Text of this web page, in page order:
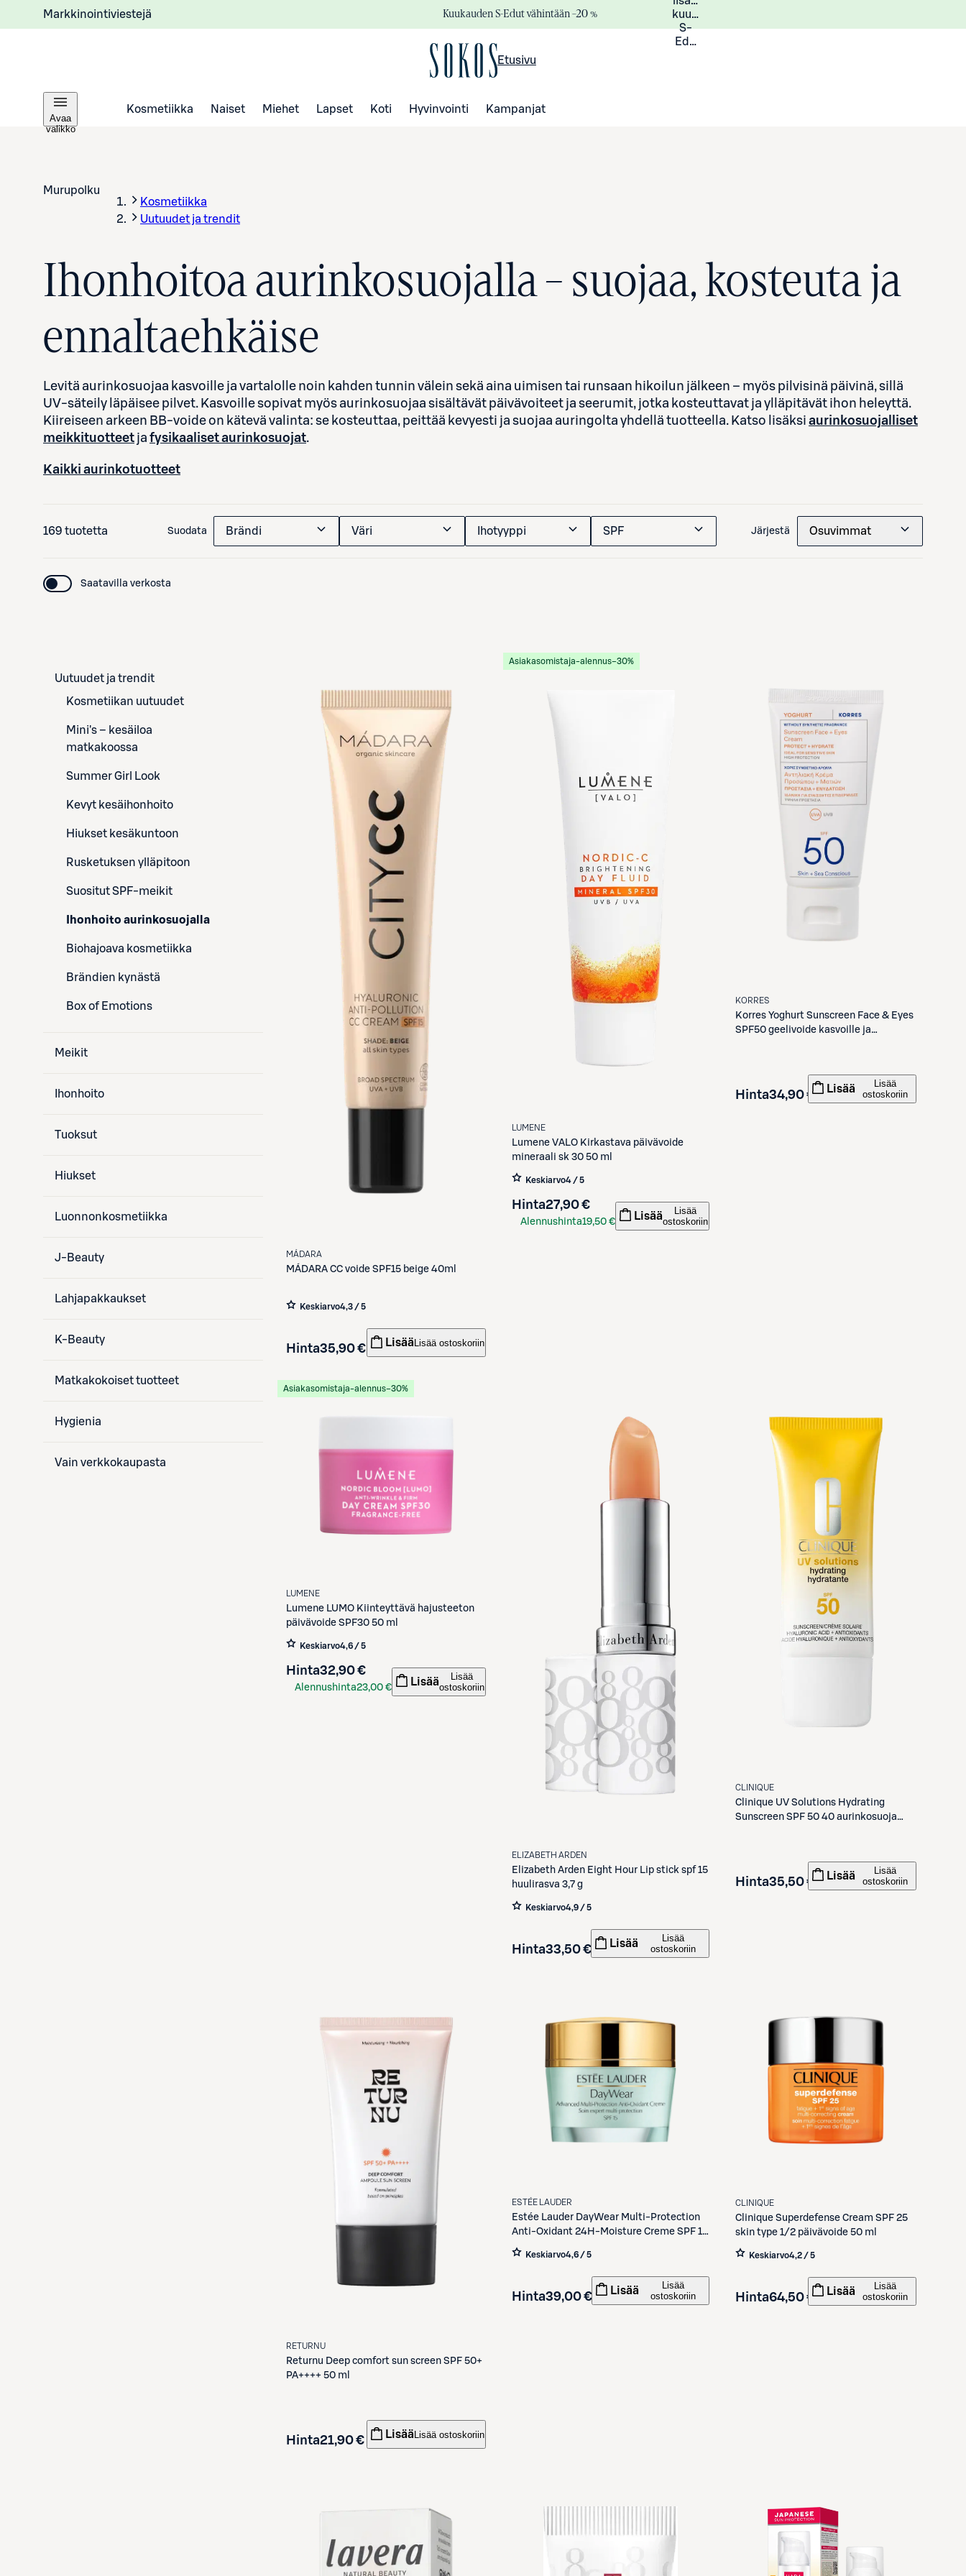
Markkinointiviestejä Kuukauden S-Edut vähintään –20 %
kuukauden
S-
Eduista
Etusivu
Avaa
valikko
Kosmetiikka Naiset Miehet Lapset Koti Hyvinvointi Kampanjat
Murupolku
Kosmetiikka
Uutuudet ja trendit
Ihonhoitoa aurinkosuojalla – suojaa, kosteuta ja
ennaltaehkäise
Levitä aurinkosuojaa kasvoille ja vartalolle noin kahden tunnin välein sekä aina uimisen tai runsaan hikoilun jälkeen – myös pilvisinä päivinä, sillä
UV-säteily läpäisee pilvet. Kasvoille sopivat myös aurinkosuojaa sisältävät päivävoiteet ja seerumit, jotka kosteuttavat ja ylläpitävät ihon heleyttä.
Kiireiseen arkeen BB-voide on kätevä valinta: se kosteuttaa, peittää kevyesti ja suojaa auringolta yhdellä tuotteella. Katso lisäksi aurinkosuojalliset
meikkituotteet ja fysikaaliset aurinkosuojat.
Kaikki aurinkotuotteet
169 tuotetta Suodata Brändi Väri Ihotyyppi SPF Järjestä Osuvimmat
Saatavilla verkosta
Uutuudet ja trendit
Kosmetiikan uutuudet
Mini's – kesäiloa
matkakoossa
Summer Girl Look
Kevyt kesäihonhoito
Hiukset kesäkuntoon
Rusketuksen ylläpitoon
Suositut SPF-meikit
Ihonhoito aurinkosuojalla
Biohajoava kosmetiikka
Brändien kynästä
Box of Emotions
Meikit
Ihonhoito
Tuoksut
Hiukset
Luonnonkosmetiikka
J-Beauty
Lahjapakkaukset
K-Beauty
Matkakokoiset tuotteet
Hygienia
Vain verkkokaupasta
MÁDARA
MÁDARA CC voide SPF15 beige 40ml
Keskiarvo4,3 / 5
Hinta35,90 € Lisää Lisää ostoskoriin
Asiakasomistaja-alennus−30%
LUMENE
Lumene VALO Kirkastava päivävoide
mineraali sk 30 50 ml
Keskiarvo4 / 5
Hinta27,90 €
Alennushinta19,50 € Lisää
Lisää
ostoskoriin
KORRES
Korres Yoghurt Sunscreen Face & Eyes
SPF50 geelivoide kasvoille ja
Hinta34,90 € Lisää
Lisää
ostoskoriin
Asiakasomistaja-alennus−30%
LUMENE
Lumene LUMO Kiinteyttävä hajusteeton
päivävoide SPF30 50 ml
Keskiarvo4,6 / 5
Hinta32,90 €
Alennushinta23,00 € Lisää
Lisää
ostoskoriin
ELIZABETH ARDEN
Elizabeth Arden Eight Hour Lip stick spf 15
huulirasva 3,7 g
Keskiarvo4,9 / 5
Hinta33,50 € Lisää
Lisää
ostoskoriin
CLINIQUE
Clinique UV Solutions Hydrating
Sunscreen SPF 50 40 aurinkosuoja
Hinta35,50 € Lisää
Lisää
ostoskoriin
RETURNU
Returnu Deep comfort sun screen SPF 50+
PA++++ 50 ml
Hinta21,90 € Lisää Lisää ostoskoriin
ESTÉE LAUDER
Estée Lauder DayWear Multi-Protection
Anti-Oxidant 24H-Moisture Creme SPF 15
hoitovoide 30 ml
Keskiarvo4,6 / 5
Hinta39,00 € Lisää
Lisää
ostoskoriin
CLINIQUE
Clinique Superdefense Cream SPF 25
skin type 1/2 päivävoide 50 ml
Keskiarvo4,2 / 5
Hinta64,50 € Lisää
Lisää
ostoskoriin